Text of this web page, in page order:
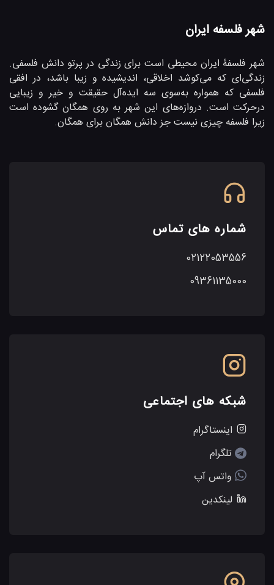
شهر فلسفه ایران
شهر فلسفۀ ایران محیطی است برای زندگی در پرتو دانش فلسفی.
زندگی‌ای که می‌کوشد اخلاقی، اندیشیده و زیبا باشد، در افقی
فلسفی که همواره به‌سوی سه ایده‌آل حقیقت و خیر و زیبایی
در‌حرکت است. دروازه‌های این شهر به روی همگان گشوده است
زیرا فلسفه چیزی نیست جز دانش همگان برای همگان.
شماره های تماس
02122053556
09361135000
شبکه های اجتماعی
‌اینستاگرام
تلگرام
واتس آپ
لینکدین